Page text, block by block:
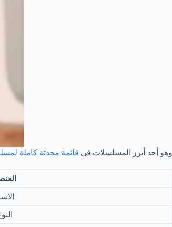
وهو أحد أبرز المسلسلات في قائمة محدثة كاملة